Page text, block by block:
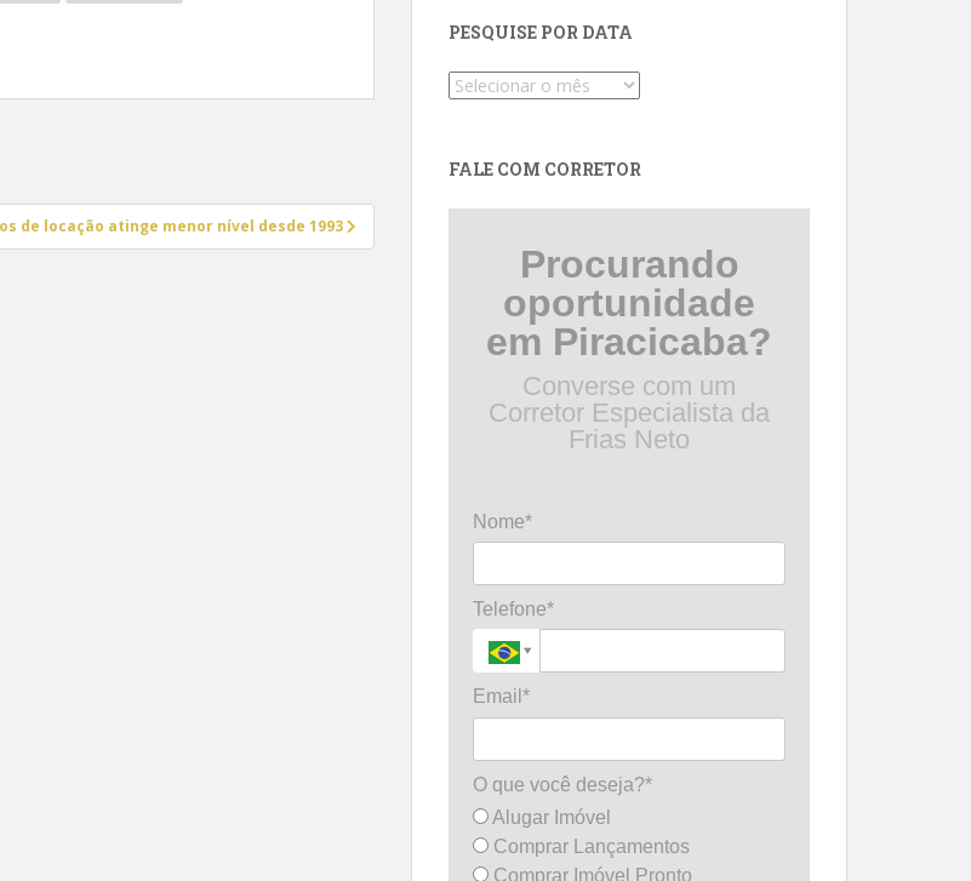
de locação atinge menor nível desde 1993
PESQUISE POR DATA
Pesquise
FALE COM CORRETOR
Procurando
oportunidade
em Piracicaba?
Converse com um
Corretor Especialista da
Frias Neto
Nome*
Telefone*
Email*
O que você deseja?*
Alugar Imóvel
Comprar Lançamentos
Comprar Imóvel Pronto